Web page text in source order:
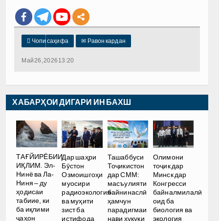
 Чопи саҳифа ✉ Равон кардан
Май 26, 2026 13:20
ХАБАРҲОИ ДИГАРИ ИН БАХШ
ТАҒЙИРЁБИИ
ИҚЛИМ. Эл-
Нинё ва Ла-
Ниня – ду
ҳодисаи
табиие, ки
ба иқлими
ҷаҳон
Дар шаҳри
Бӯстон
Озмоишгоҳи
муосири
радиоэкология
ва муҳити
зист ба
истифода
Ташаббуси
Тоҷикистон
дар СММ:
масъулияти
байнинаслӣ
ҳамчун
парадигмаи
нави ҳуқуқи
Олимони
тоҷик дар
Минск дар
Конгресси
байналмилалӣ
оид ба
биология ва
экология